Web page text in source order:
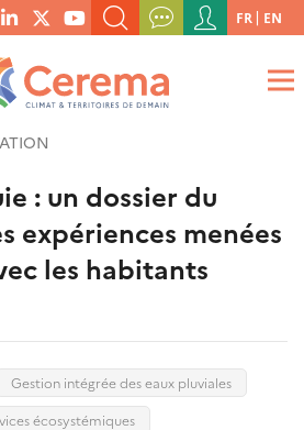
menu
social
links
PUBLICATION, ETC.
?
Menu
du
compte
de
FR EN
: un dossier du
expériences menées
les habitants
Gestion intégrée des eaux pluviales
écosystémiques